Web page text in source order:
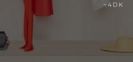
~4DK